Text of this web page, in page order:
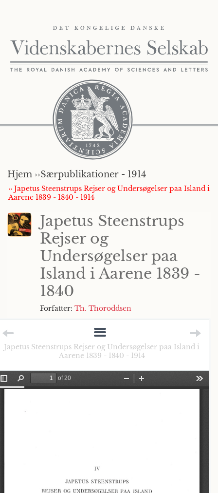
Hjem ››Særpublikationer - 1914
›› Japetus Steenstrups Rejser og Undersøgelser paa Island i
Aarene 1839 - 1840 - 1914
Japetus Steenstrups
Rejser og
Undersøgelser paa
Island i Aarene 1839 -
1840
Forfatter: Th. Thoroddsen
Japetus Steenstrups Rejser og Undersøgelser paa Island i
Aarene 1839 - 1840 - 1914